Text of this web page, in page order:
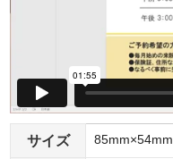
サイズ 85mm×54mm